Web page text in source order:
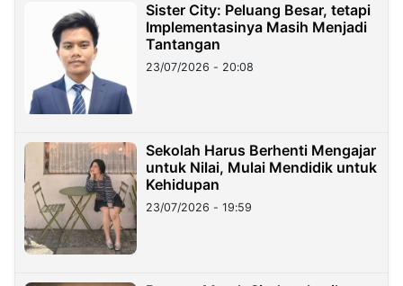
Sister City: Peluang Besar, tetapi
Implementasinya Masih Menjadi
Tantangan
23/07/2026 - 20:08
Sekolah Harus Berhenti Mengajar
untuk Nilai, Mulai Mendidik untuk
Kehidupan
23/07/2026 - 19:59